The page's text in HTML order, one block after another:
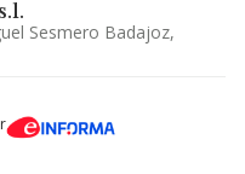
Sesmero Badajoz,